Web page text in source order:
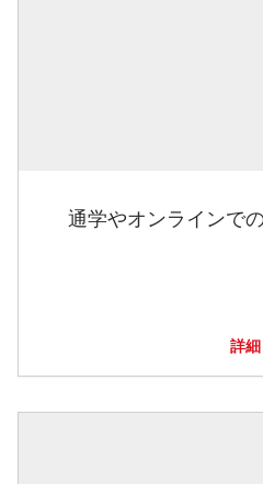
通学やオンラインで
詳細